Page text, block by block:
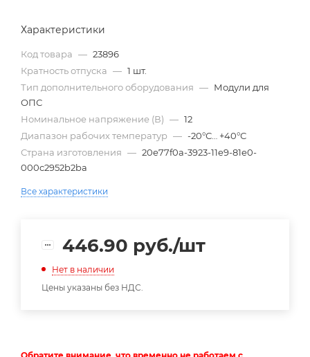
Характеристики
Код товара — 23896
Кратность отпуска — 1 шт.
Тип дополнительного оборудования — Модули для
ОПС
Номинальное напряжение (В) — 12
Диапазон рабочих температур — -20°С… +40°С
Страна изготовления — 20e77f0a-3923-11e9-81e0-
000c2952b2ba
Все характеристики
446.90 руб./шт
Нет в наличии
Цены указаны без НДС.